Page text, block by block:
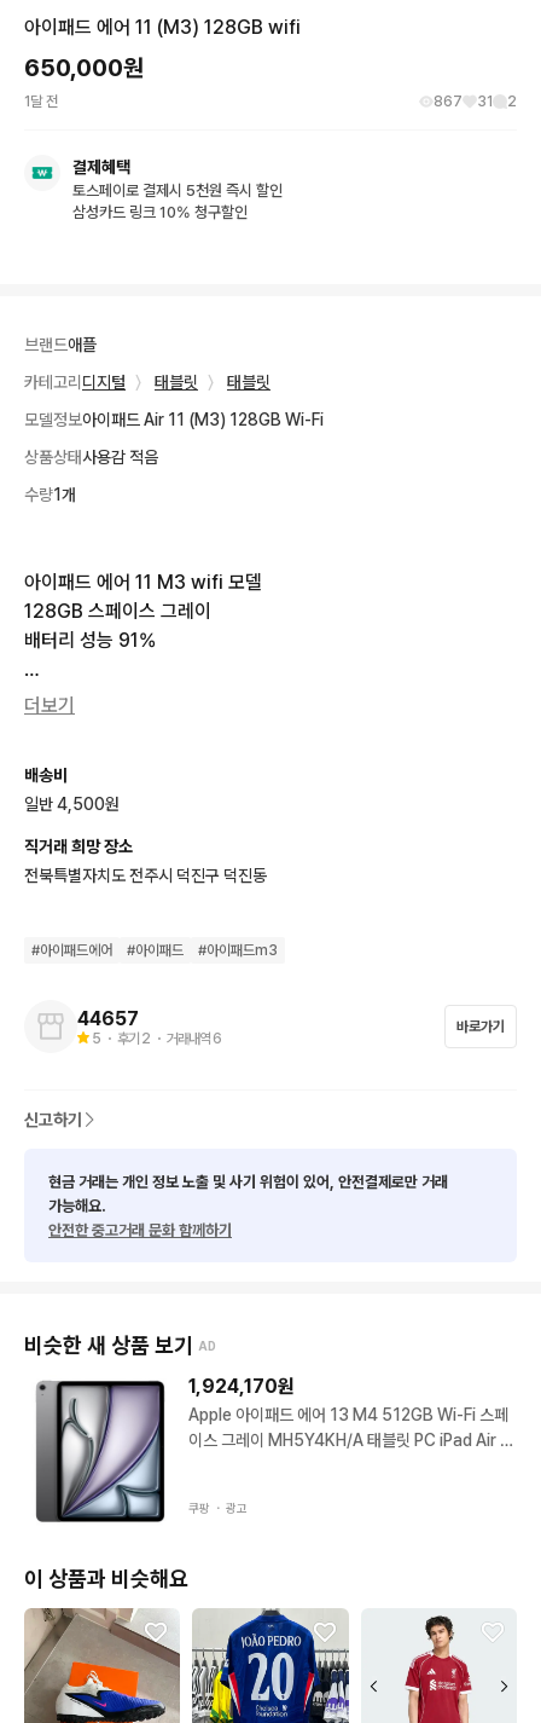
아이패드 에어 11 (M3) 128GB wifi
650,000원
1달 전 867 31 2
결제혜택
토스페이로 결제시 5천원 즉시 할인
삼성카드 링크 10% 청구할인
브랜드애플
카테고리 디지털 〉 태블릿 〉
태블릿
모델정보아이패드 Air 11 (M3) 128GB Wi-Fi
상품상태사용감 적음
수량1개
아이패드 에어 11 M3 wifi 모델
128GB 스페이스 그레이
배터리 성능 91%
깨끗하게 사용해서 마지막 사진 작은 흠집 빼곤 눈에 띄는 하자X
더보기
배송비
일반 4,500원
직거래 희망 장소
전북특별자치도 전주시 덕진구 덕진동
#아이패드에어 #아이패드 #아이패드m3
44657
5 ・ 후기 2 ・ 거래내역 6
바로가기
신고하기
현금 거래는 개인 정보 노출 및 사기 위험이 있어, 안전결제로만 거래
가능해요.
안전한 중고거래 문화 함께하기
비슷한 새 상품 보기 AD
1,924,170원
Apple 아이패드 에어 13 M4 512GB Wi-Fi 스페
이스 그레이 MH5Y4KH/A 태블릿 PC iPad Air 1
쿠팡 ・ 광고
이 상품과 비슷해요